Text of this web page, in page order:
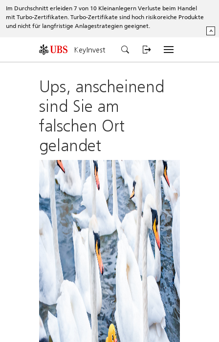
Im Durchschnitt erleiden 7 von 10 Kleinanlegern Verluste beim Handel
mit Turbo-Zertifikaten. Turbo-Zertifikate sind hoch risikoreiche Produkte
und nicht für langfristige Anlagestrategien geeignet.
^
KeyInvest
Ups, anscheinend
sind Sie am
falschen Ort
gelandet